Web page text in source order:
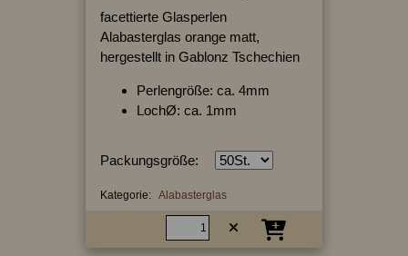
facettierte Glasperlen
Alabasterglas orange matt,
hergestellt in Gablonz Tschechien
Perlengröße: ca. 4mm
LochØ: ca. 1mm
Packungsgröße:
Kategorie: Alabasterglas